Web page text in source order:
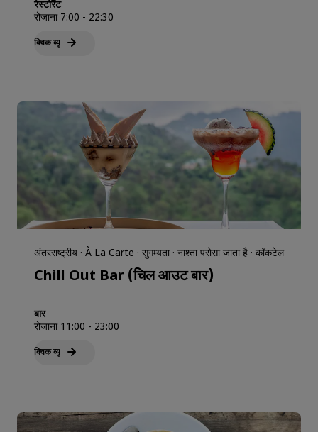
रेस्टोरैंट
रोजाना 7:00 - 22:30
क्विक व्‍यू
अंतरराष्ट्रीय · À La Carte · सुगम्यता · नाश्ता परोसा जाता है · कॉकटेल
Chill Out Bar (चिल आउट बार)
बार
रोजाना 11:00 - 23:00
क्विक व्‍यू